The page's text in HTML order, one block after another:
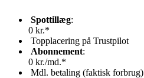
Spottillæg:
0 kr.*
Topplacering på Trustpilot
Abonnement:
0 kr./md.*
Mdl. betaling (faktisk forbrug)